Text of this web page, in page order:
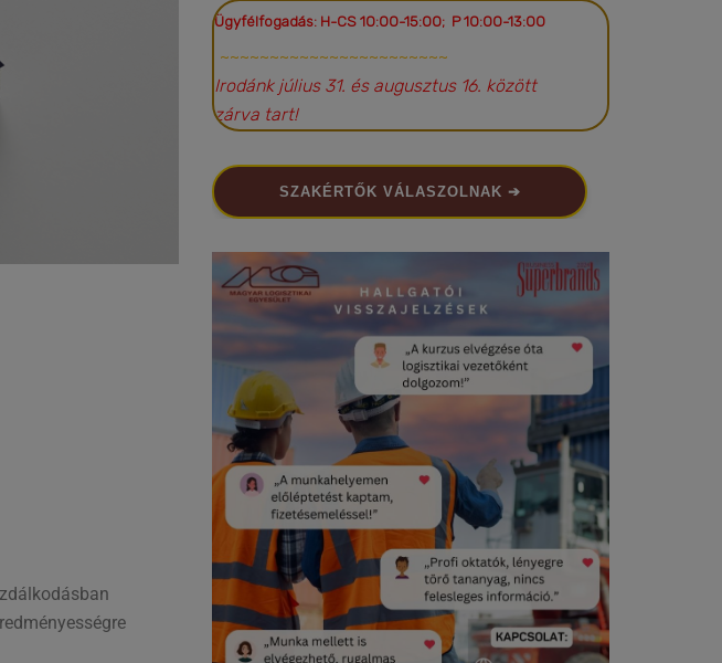
Ügyfélfogadás: H-CS 10:00-15:00; P 10:00-13:00
~~~~~~~~~~~~~~~~~~~~~~~
Irodánk július 31. és augusztus 16. között
zárva tart!
SZAKÉRTŐK VÁLASZOLNAK ➔